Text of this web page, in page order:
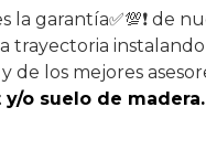
la garantía✅💯❗ de
trayectoria
de los mejores
o suelo de madera.